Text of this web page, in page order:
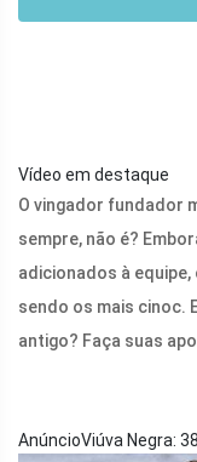
Vídeo em destaque
O vingador fundador
sempre, não é?
adicionados à
sendo os mais cinoc.
antigo? Faça suas
AnúncioViúva Negra: